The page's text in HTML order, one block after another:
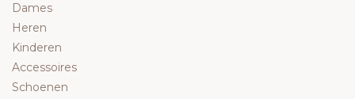
Dames
Heren
Kinderen
Accessoires
Schoenen